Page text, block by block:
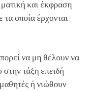
και έκφραση
οποία έρχονται
να μη θέλουν να
στην τάξη επειδή
ή νιώθουν